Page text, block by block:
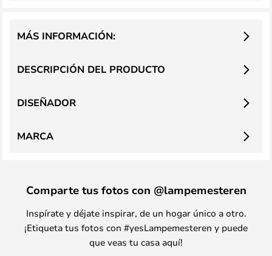
DESCRIPCIÓN DEL PRODUCTO
MÁS INFORMACIÓN:
DISEÑADOR
MARCA
Comparte tus fotos con @lampemesteren
Inspírate y déjate inspirar, de un hogar único a otro.
¡Etiqueta tus fotos con #yesLampemesteren y puede
que veas tu casa aquí!